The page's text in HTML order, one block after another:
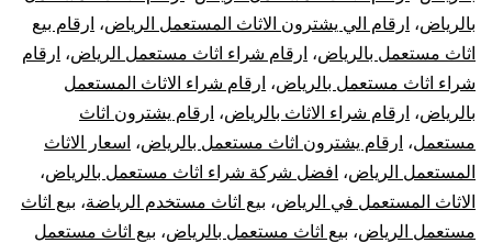
بالرياض، ارقام الي يشترون الاثاث المستعمل الرياض، ارقام بيع
اثاث مستعمل بالرياض، ارقام شراء اثاث مستعمل الرياض، ارقام
شراء اثاث مستعمل بالرياض، ارقام شراء الاثاث المستعمل
بالرياض، ارقام شراء الاثاث بالرياض، ارقام يشترون اثاث
مستعمل، ارقام يشترون اثاث مستعمل بالرياض، اسعار الاثاث
المستعمل الرياض، افضل شركة شراء اثاث مستعمل بالرياض،
الاثاث المستعمل في الرياض، بيع اثاث مستخدم الرياضة، بيع اثاث
مستعمل الرياض، بيع اثاث مستعمل بالرياض، بيع اثاث مستعمل